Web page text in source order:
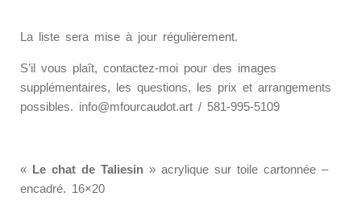
La liste sera mise à jour régulièrement.
S’il vous plaît, contactez-moi pour des images
supplémentaires, les questions, les prix et arrangements
possibles. info@mfourcaudot.art / 581-995-5109
« Le chat de Taliesin » acrylique sur toile cartonnée –
encadré. 16×20